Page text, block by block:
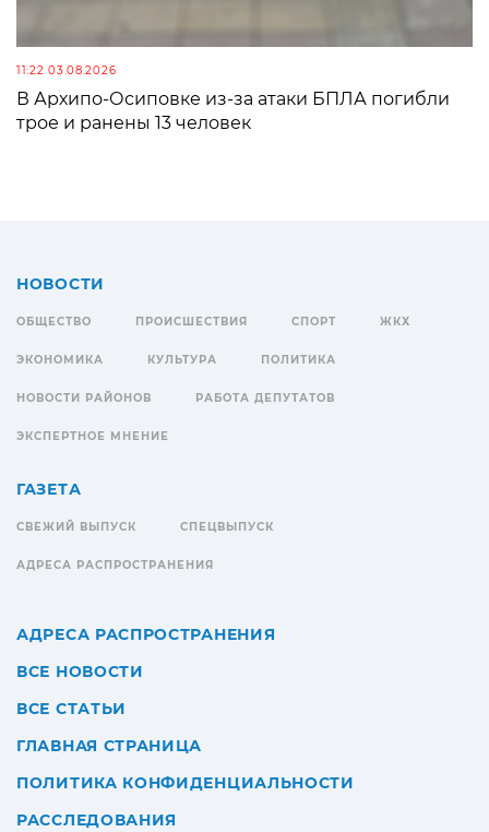
11:22 03.08.2026
В Архипо-Осиповке из-за атаки БПЛА погибли
трое и ранены 13 человек
НОВОСТИ
ОБЩЕСТВО ПРОИСШЕСТВИЯ СПОРТ ЖКХ
ЭКОНОМИКА КУЛЬТУРА ПОЛИТИКА
НОВОСТИ РАЙОНОВ РАБОТА ДЕПУТАТОВ
ЭКСПЕРТНОЕ МНЕНИЕ
ГАЗЕТА
СВЕЖИЙ ВЫПУСК СПЕЦВЫПУСК
АДРЕСА РАСПРОСТРАНЕНИЯ
АДРЕСА РАСПРОСТРАНЕНИЯ
ВСЕ НОВОСТИ
ВСЕ СТАТЬИ
ГЛАВНАЯ СТРАНИЦА
ПОЛИТИКА КОНФИДЕНЦИАЛЬНОСТИ
РАССЛЕДОВАНИЯ